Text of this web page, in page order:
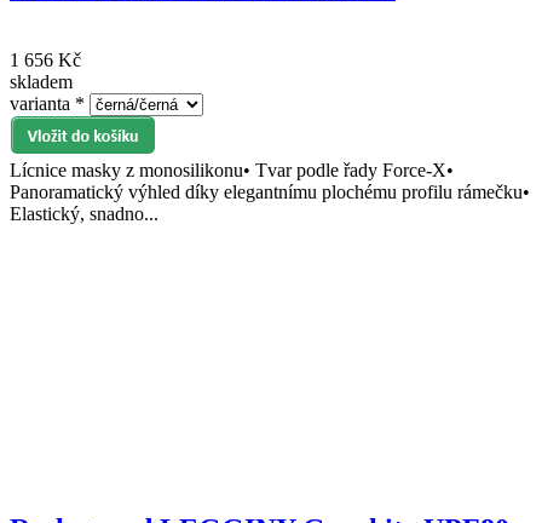
1 656 Kč
skladem
varianta *
Lícnice masky z monosilikonu• Tvar podle řady Force-X•
Panoramatický výhled díky elegantnímu plochému profilu rámečku•
Elastický, snadno...